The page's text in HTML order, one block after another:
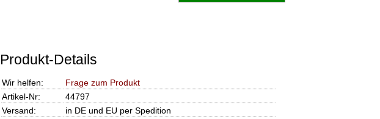
Produkt-Details
Wir helfen:
Frage zum Produkt
Artikel-Nr:
44797
Versand:
in DE und EU per Spedition